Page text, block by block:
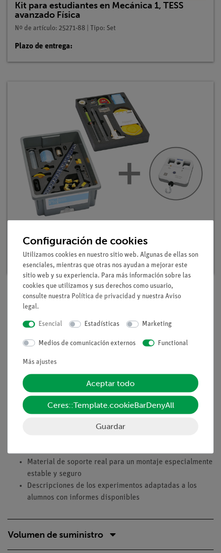
Kit para estudiantes en Mecánica 1, TESS
avanzado Física
Nº de artículo: 25271-88 | Tipo: Set
Plazo de entrega:
TESS avanzado Física
Nº de artículo: 25271-88D | Tipo: Set
Descripción
Principio
1. Los alumnos deben determinar la masa de los cuerpos
2. La medición de la masa de los líquidos sólo puede
realizarse utilizando un recipiente. Los alumnos deben
determinar la masa a partir de la diferencia de dos
Material de soporte real para un montaje especialmente
estable y seguro
Descripciones de los experimentos adaptadas a los
alumnos con informes disponibles
Volumen de suministro
Configuración de cookies
Utilizamos cookies en nuestro sitio web. Algunas de ellas son
esenciales, mientras que otras nos ayudan a mejorar este
sitio web y su experiencia. Para más información sobre las
cookies que utilizamos y sus derechos como usuario,
consulte nuestra Política de privacidad y nuestra Aviso
legal.
Esencial Estadísticas Marketing
Medios de comunicación externos Functional
Más ajustes
Aceptar todo
Ceres::Template.cookieBarDenyAll
Guardar